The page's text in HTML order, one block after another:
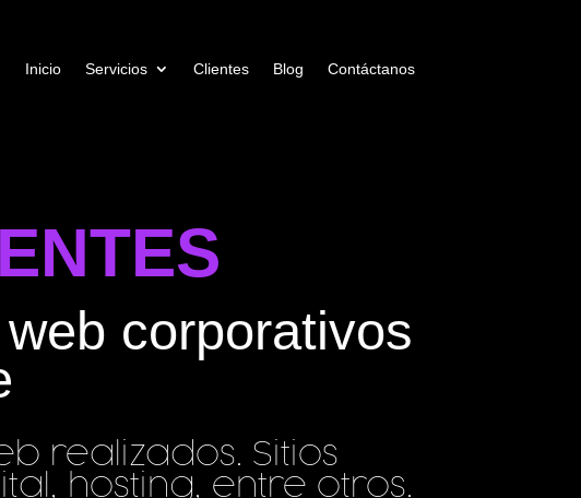
Inicio Servicios Clientes Blog Contáctanos
corporativos
realizados. Sitios
hosting, entre otros.